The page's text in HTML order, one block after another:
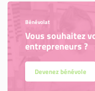
Bénévolat
Vous souhaitez
entrepreneurs ?
Devenez bénévole